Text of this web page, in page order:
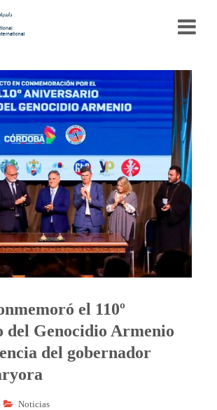
el 110º
del Genocidio Armenio
del gobernador
Noticias